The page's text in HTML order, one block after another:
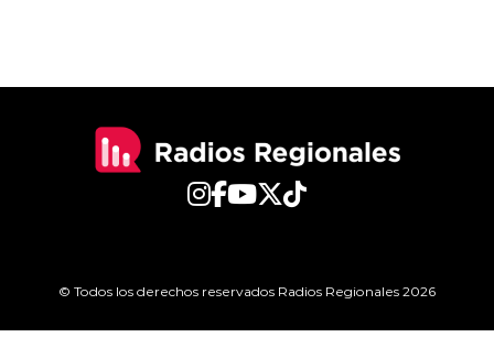
© Todos los derechos reservados Radios Regionales 2026